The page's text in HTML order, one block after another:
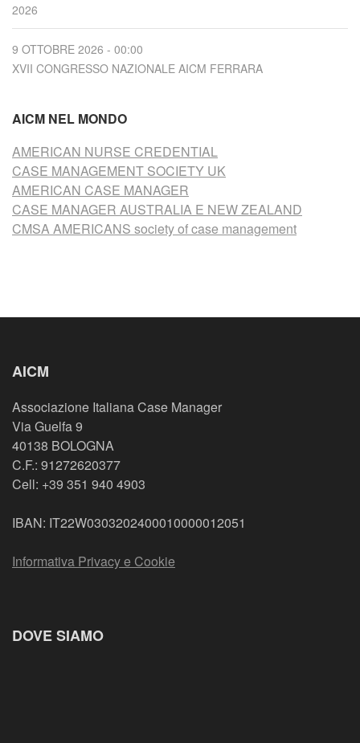
2026
9 OTTOBRE 2026 - 00:00
XVII CONGRESSO NAZIONALE AICM FERRARA
AICM NEL MONDO
AMERICAN NURSE CREDENTIAL
CASE MANAGEMENT SOCIETY UK
AMERICAN CASE MANAGER
CASE MANAGER AUSTRALIA E NEW ZEALAND
CMSA AMERICANS society of case management
AICM
Associazione Italiana Case Manager
Via Guelfa 9
40138 BOLOGNA
C.F.: 91272620377
Cell: +39 351 940 4903
IBAN: IT22W0303202400010000012051
Informativa Privacy e Cookie
DOVE SIAMO